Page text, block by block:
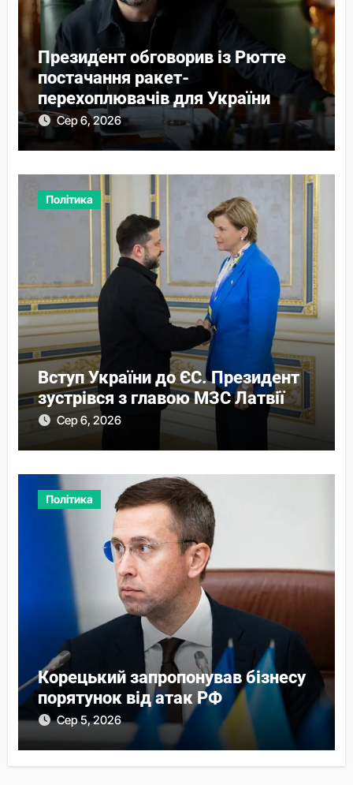
Президент обговорив із Рютте
постачання ракет-
перехоплювачів для України
Сер 6, 2026
Політика
Вступ України до ЄС. Президент
зустрівся з главою МЗС Латвії
Сер 6, 2026
Політика
Корецький запропонував бізнесу
порятунок від атак РФ
Сер 5, 2026